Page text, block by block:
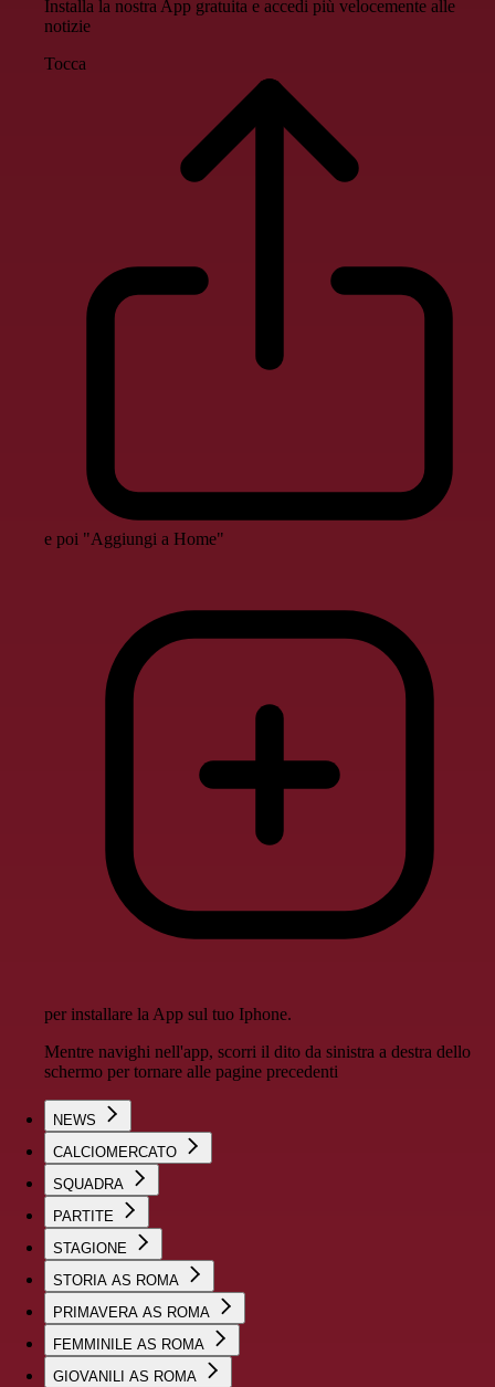
Installa la nostra App gratuita e accedi più velocemente alle
notizie
Tocca
e poi "Aggiungi a Home"
per installare la App sul tuo Iphone.
Mentre navighi nell'app, scorri il dito da sinistra a destra dello
schermo per tornare alle pagine precedenti
NEWS
CALCIOMERCATO
SQUADRA
PARTITE
STAGIONE
STORIA AS ROMA
PRIMAVERA AS ROMA
FEMMINILE AS ROMA
GIOVANILI AS ROMA